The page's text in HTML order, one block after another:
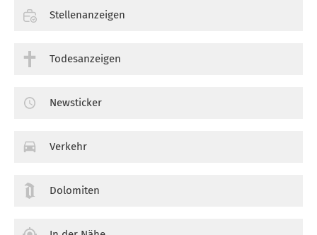
Stellenanzeigen
Todesanzeigen
Newsticker
Verkehr
Dolomiten